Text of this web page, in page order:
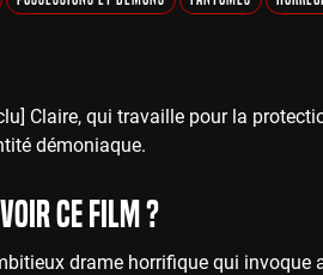
Claire, qui travaille pour la
démoniaque.
ce film ?
drame horrifique qui